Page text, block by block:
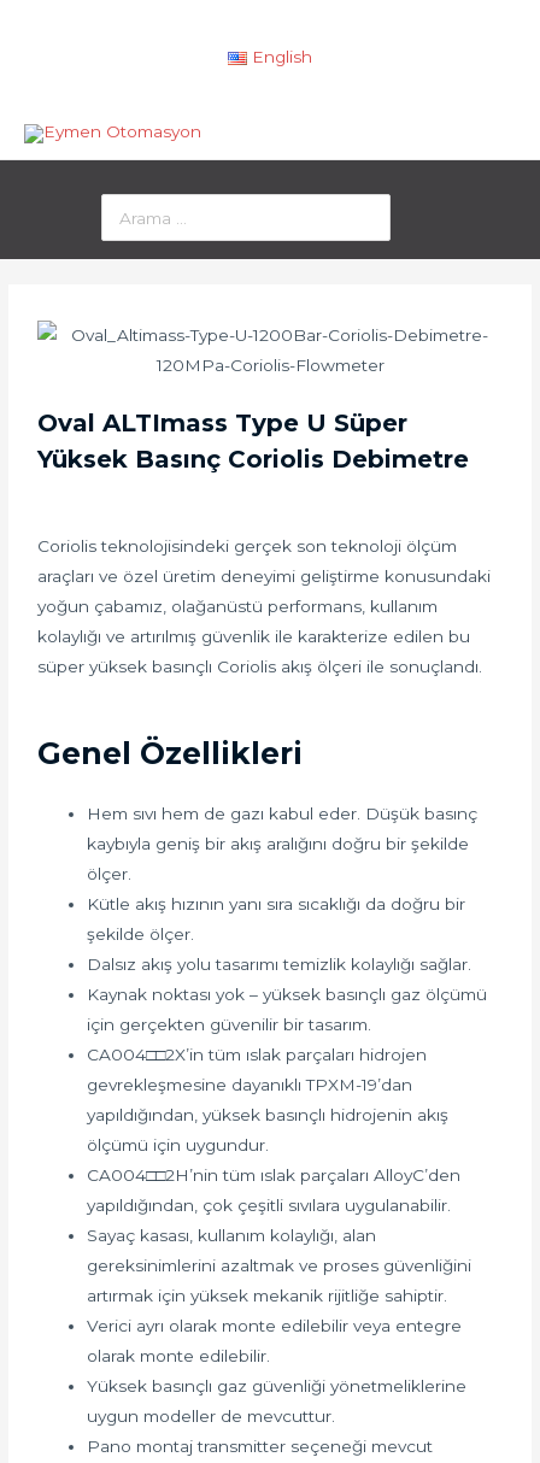
English
Oval ALTImass Type U Süper
Yüksek Basınç Coriolis Debimetre
Coriolis teknolojisindeki gerçek son teknoloji ölçüm
araçları ve özel üretim deneyimi geliştirme konusundaki
yoğun çabamız, olağanüstü performans, kullanım
kolaylığı ve artırılmış güvenlik ile karakterize edilen bu
süper yüksek basınçlı Coriolis akış ölçeri ile sonuçlandı.
Genel Özellikleri
Hem sıvı hem de gazı kabul eder. Düşük basınç
kaybıyla geniş bir akış aralığını doğru bir şekilde
ölçer.
Kütle akış hızının yanı sıra sıcaklığı da doğru bir
şekilde ölçer.
Dalsız akış yolu tasarımı temizlik kolaylığı sağlar.
Kaynak noktası yok – yüksek basınçlı gaz ölçümü
için gerçekten güvenilir bir tasarım.
CA004□□2X’in tüm ıslak parçaları hidrojen
gevrekleşmesine dayanıklı TPXM-19’dan
yapıldığından, yüksek basınçlı hidrojenin akış
ölçümü için uygundur.
CA004□□2H’nin tüm ıslak parçaları AlloyC’den
yapıldığından, çok çeşitli sıvılara uygulanabilir.
Sayaç kasası, kullanım kolaylığı, alan
gereksinimlerini azaltmak ve proses güvenliğini
artırmak için yüksek mekanik rijitliğe sahiptir.
Verici ayrı olarak monte edilebilir veya entegre
olarak monte edilebilir.
Yüksek basınçlı gaz güvenliği yönetmeliklerine
uygun modeller de mevcuttur.
Pano montaj transmitter seçeneği mevcut